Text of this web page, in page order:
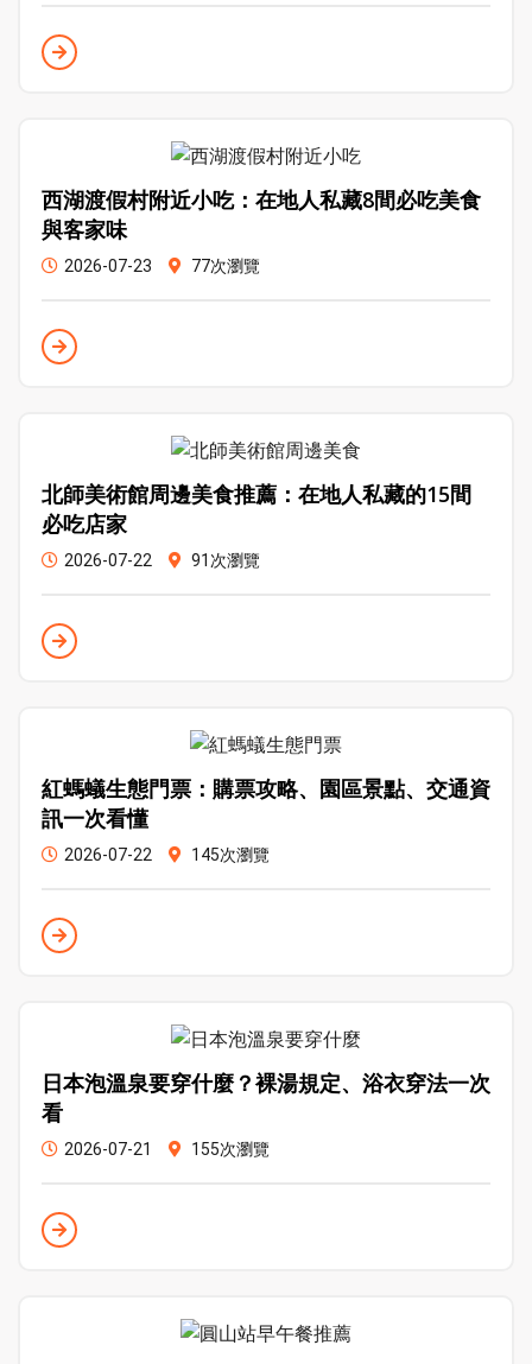
西湖渡假村附近小吃：在地人私藏8間必吃美食
與客家味
2026-07-23 77次瀏覽
北師美術館周邊美食推薦：在地人私藏的15間
必吃店家
2026-07-22 91次瀏覽
紅螞蟻生態門票：購票攻略、園區景點、交通資
訊一次看懂
2026-07-22 145次瀏覽
日本泡溫泉要穿什麼？裸湯規定、浴衣穿法一次
看
2026-07-21 155次瀏覽